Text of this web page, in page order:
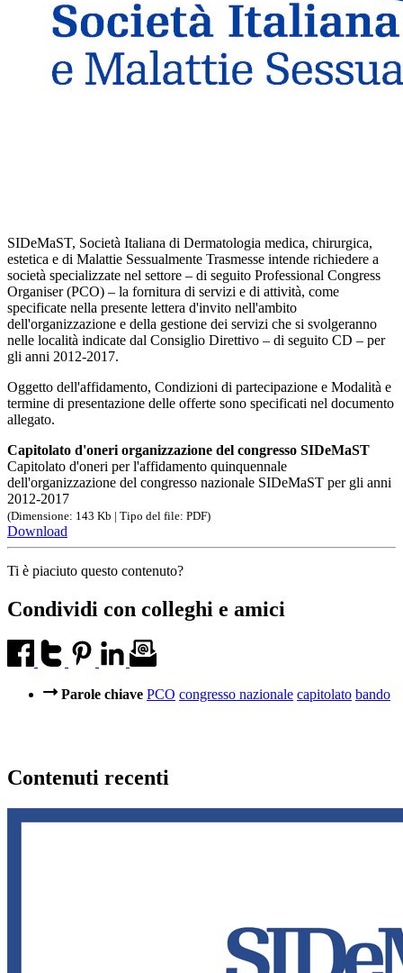
SIDeMaST, Società Italiana di Dermatologia medica, chirurgica,
estetica e di Malattie Sessualmente Trasmesse intende richiedere a
società specializzate nel settore – di seguito Professional Congress
Organiser (PCO) – la fornitura di servizi e di attività, come
specificate nella presente lettera d'invito nell'ambito
dell'organizzazione e della gestione dei servizi che si svolgeranno
nelle località indicate dal Consiglio Direttivo – di seguito CD – per
gli anni 2012-2017.
Oggetto dell'affidamento, Condizioni di partecipazione e Modalità e
termine di presentazione delle offerte sono specificati nel documento
allegato.
Capitolato d'oneri organizzazione del congresso SIDeMaST
Capitolato d'oneri per l'affidamento quinquennale
dell'organizzazione del congresso nazionale SIDeMaST per gli anni
2012-2017
(Dimensione: 143 Kb | Tipo del file: PDF)
Download
Ti è piaciuto questo contenuto?
Condividi con colleghi e amici
Parole chiave PCO congresso nazionale capitolato bando
Contenuti recenti